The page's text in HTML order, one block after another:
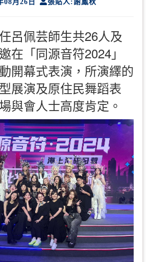
08月26日 張貼人:謝鳳秋
呂佩芸師生共26人及
在「同源音符2024」
開幕式表演，所演繹的
展演及原住民舞蹈表
與會人士高度肯定。